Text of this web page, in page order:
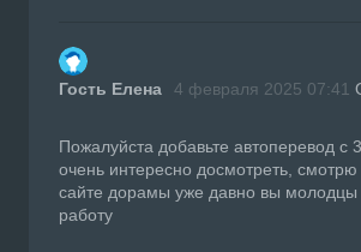
Гость Елена 4 февраля 2025 07:41
Пожалуйста добавьте автоперевод с
очень интересно досмотреть,
сайте дорамы уже давно вы молодцы
работу